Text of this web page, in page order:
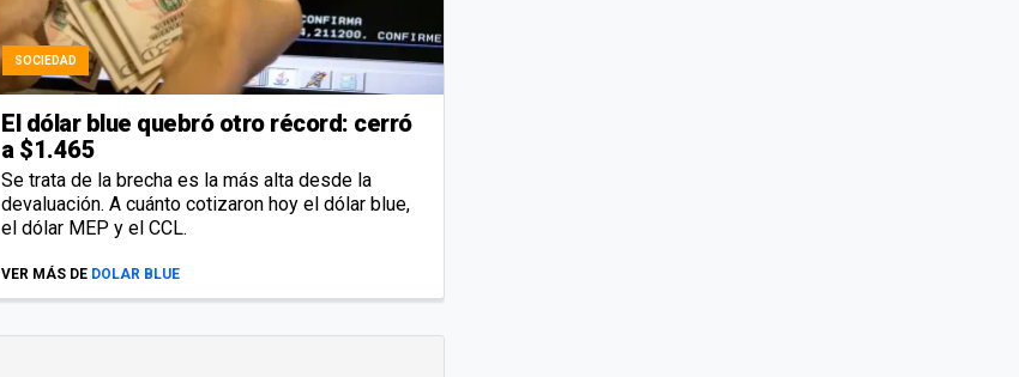
SOCIEDAD
El dólar blue quebró otro récord: cerró
a $1.465
Se trata de la brecha es la más alta desde la
devaluación. A cuánto cotizaron hoy el dólar blue,
el dólar MEP y el CCL.
VER MÁS DE DOLAR BLUE